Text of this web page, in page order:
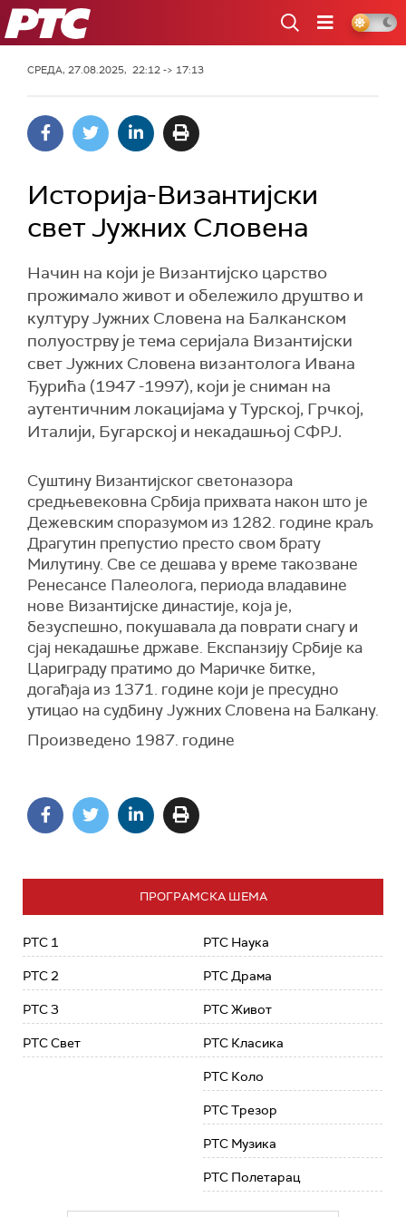
РТС
СРЕДА, 27.08.2025, 22:12 -> 17:13
Историја-Византијски
свет Јужних Словена
Начин на који је Византијско царство
прожимало живот и обележило друштво и
културу Јужних Словена на Балканском
полуострву је тема серијала Византијски
свет Јужних Словена византолога Ивана
Ђурића (1947 -1997), који је сниман на
аутентичним локацијама у Турској, Грчкој,
Италији, Бугарској и некадашњој СФРЈ.
Суштину Византијског светоназора
средњевековна Србија прихвата након што је
Дежевским споразумом из 1282. године краљ
Драгутин препустио престо свом брату
Милутину. Све се дешава у време такозване
Ренесансе Палеолога, периода владавине
нове Византијске династије, која је,
безуспешно, покушавала да поврати снагу и
сјај некадашње државе. Експанзију Србије ка
Цариграду пратимо до Маричке битке,
догађаја из 1371. године који је пресудно
утицао на судбину Јужних Словена на Балкану.
Произведено 1987. године
ПРОГРАМСКА ШЕМА
РТС 1
РТС 2
РТС 3
РТС Свет
РТС Наука
РТС Драма
РТС Живот
РТС Класика
РТС Коло
РТС Трезор
РТС Музика
РТС Полетарац